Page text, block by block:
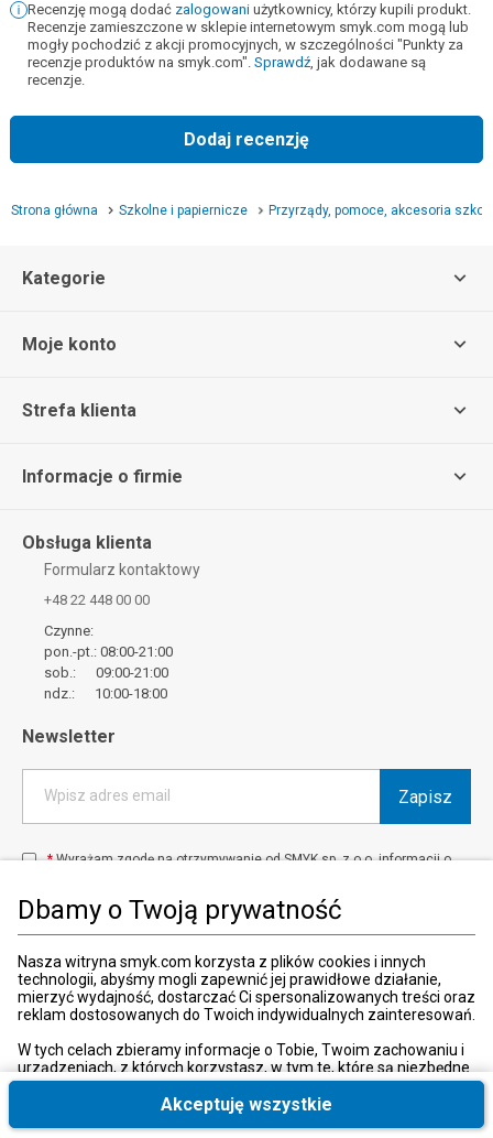
Dbamy o Twoją prywatność
Nasza witryna smyk.com korzysta z plików cookies i innych
technologii, abyśmy mogli zapewnić jej prawidłowe działanie,
mierzyć wydajność, dostarczać Ci spersonalizowanych treści oraz
reklam dostosowanych do Twoich indywidualnych zainteresowań.
W tych celach zbieramy informacje o Tobie, Twoim zachowaniu i
urządzeniach, z których korzystasz, w tym te, które są niezbędne
do prawidłowego funkcjonowania strony internetowej smyk.com.
Te niezbędne pliki cookies możesz wyłączyć zmieniając
Akceptuję wszystkie
Recenzję mogą dodać zalogowani użytkownicy, którzy kupili produkt.
Recenzje zamieszczone w sklepie internetowym smyk.com mogą lub
mogły pochodzić z akcji promocyjnych, w szczególności "Punkty za
recenzje produktów na smyk.com". Sprawdź, jak dodawane są
recenzje.
Dodaj recenzję
Strona główna Szkolne i papiernicze Przyrządy, pomoce, akcesoria
Kategorie
Moje konto
Strefa klienta
Informacje o firmie
Obsługa klienta
Formularz kontaktowy
+48 22 448 00 00
Czynne:
pon.-pt.: 08:00-21:00
sob.: 09:00-21:00
ndz.: 10:00-18:00
Newsletter
Wpisz adres email Zapisz
*Wyrażam zgodę na otrzymywanie od SMYK sp. z o.o. informacji o
elektronicznej (e-mail).
W każdej chwili możesz z łatwością cofnąć wyrażone zgody.
Kraj i język: Polska (Poland)